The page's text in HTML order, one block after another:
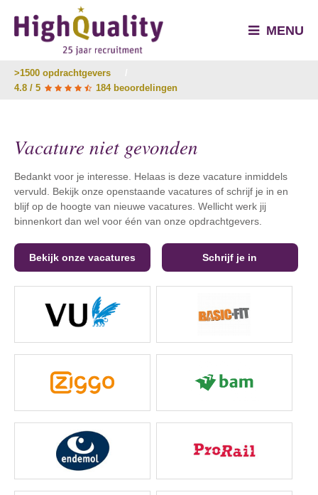
MENU
>1500 opdrachtgevers
4.8 / 5
184 beoordelingen
Vacature niet gevonden
Bedankt voor je interesse. Helaas is deze vacature inmiddels
vervuld. Bekijk onze openstaande vacatures of schrijf je in en
blijf op de hoogte van nieuwe vacatures. Wellicht werk jij
binnenkort dan wel voor één van onze opdrachtgevers.
Bekijk onze vacatures Schrijf je in